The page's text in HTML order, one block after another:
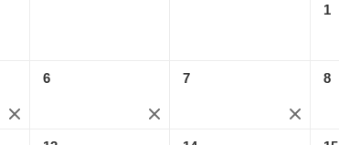
1
6 7 8